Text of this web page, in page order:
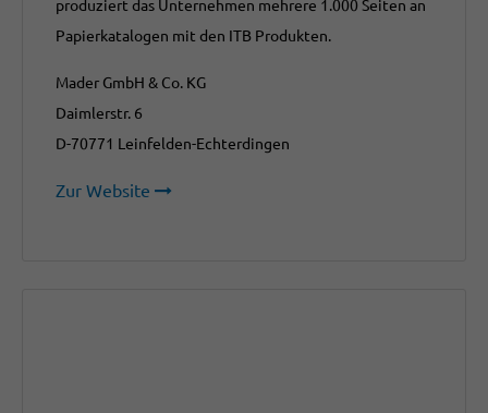
produziert das Unternehmen mehrere 1.000 Seiten an
Papierkatalogen mit den ITB Produkten.
Mader GmbH & Co. KG
Daimlerstr. 6
D-70771 Leinfelden-Echterdingen
Zur Website